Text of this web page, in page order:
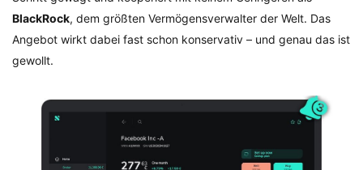
BlackRock, dem größten Vermögensverwalter der Welt. Das
Angebot wirkt dabei fast schon konservativ – und genau das ist
gewollt.